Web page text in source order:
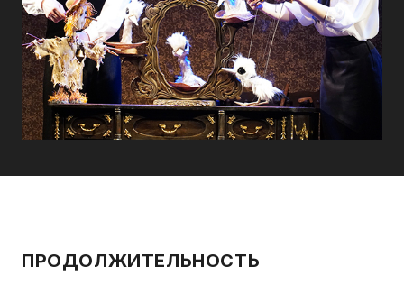
ПРОДОЛЖИТЕЛЬНОСТЬ